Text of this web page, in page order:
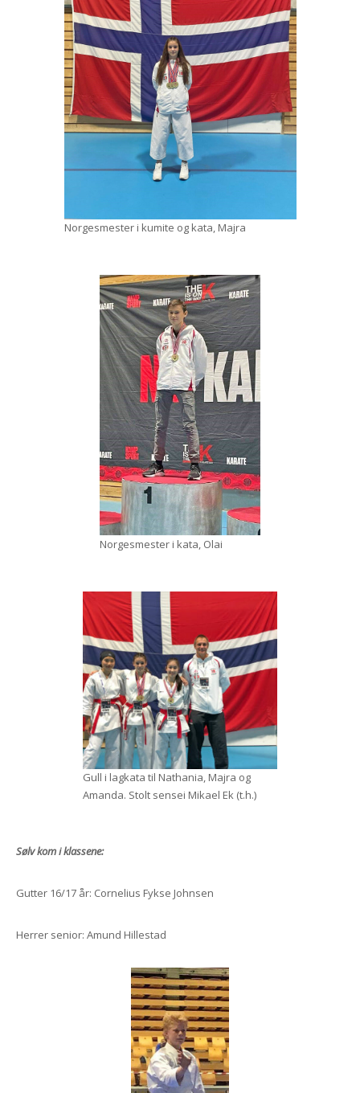
Norgesmester i kumite og kata, Majra
Norgesmester i kata, Olai
Gull i lagkata til Nathania, Majra og
Amanda. Stolt sensei Mikael Ek (t.h.)
Sølv kom i klassene:
Gutter 16/17 år: Cornelius Fykse Johnsen
Herrer senior: Amund Hillestad